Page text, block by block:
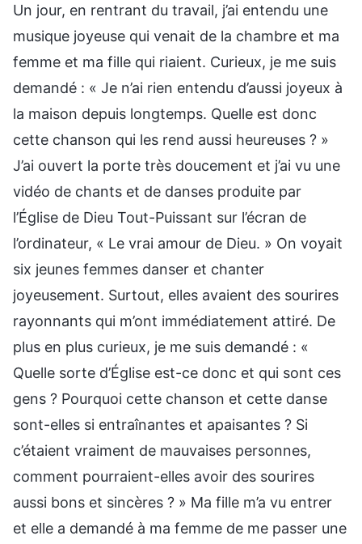
Un jour, en rentrant du travail, j’ai entendu une
musique joyeuse qui venait de la chambre et ma
femme et ma fille qui riaient. Curieux, je me suis
demandé : « Je n’ai rien entendu d’aussi joyeux à
la maison depuis longtemps. Quelle est donc
cette chanson qui les rend aussi heureuses ? »
J’ai ouvert la porte très doucement et j’ai vu une
vidéo de chants et de danses produite par
l’Église de Dieu Tout-Puissant sur l’écran de
l’ordinateur, « Le vrai amour de Dieu. » On voyait
six jeunes femmes danser et chanter
joyeusement. Surtout, elles avaient des sourires
rayonnants qui m’ont immédiatement attiré. De
plus en plus curieux, je me suis demandé : «
Quelle sorte d’Église est-ce donc et qui sont ces
gens ? Pourquoi cette chanson et cette danse
sont-elles si entraînantes et apaisantes ? Si
c’étaient vraiment de mauvaises personnes,
comment pourraient-elles avoir des sourires
aussi bons et sincères ? » Ma fille m’a vu entrer
et elle a demandé à ma femme de me passer une